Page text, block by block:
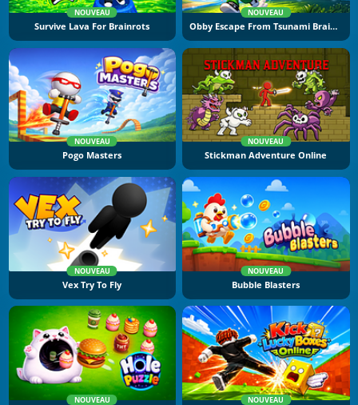
NOUVEAU
Survive Lava For Brainrots
NOUVEAU
Obby Escape From Tsunami Brainrot
NOUVEAU
Pogo Masters
NOUVEAU
Stickman Adventure Online
NOUVEAU
Vex Try To Fly
NOUVEAU
Bubble Blasters
NOUVEAU NOUVEAU